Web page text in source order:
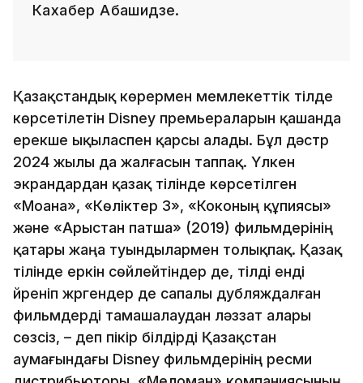
Кахабер Абашидзе.
Қазақстандық көрермен мемлекеттік тілде
көрсетілетін Disney премьераларын қашанда
ерекше ықыласпен қарсы алады. Бұл дәстүр
2024 жылы да жалғасын таппақ. Үлкен
экрандардан қазақ тілінде көрсетілген
«Моана», «Көліктер 3», «Коконың құпиясы»
және «Арыстан патша» (2019) фильмдерінің
қатары жаңа туындылармен толықпақ. Қазақ
тілінде еркін сөйлейтіндер де, тілді енді
үйреніп жүргендер де сапалы дубляждалған
фильмдерді тамашалаудан ләззат алары
cөзсіз, – деп пікір білдірді Қазақстан
аумағындағы Disney фильмдерінің ресми